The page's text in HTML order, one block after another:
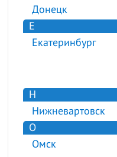
Донецк
Е
Екатеринбург
Н
Нижневартовск
О
Омск